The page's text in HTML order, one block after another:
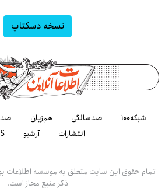
نسخه دسکتاپ
شبکه۱۰۰ صدسالگی هم‌زبان
انتشارات
آرشیو
تمام حقوق این سایت متعلق به موسسه اطلاعات
ذکر منبع مجاز است.